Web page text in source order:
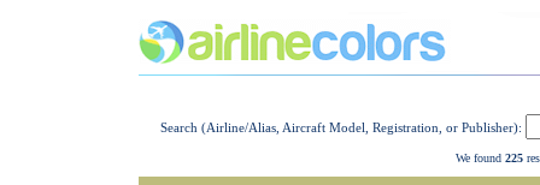
Search (Airline/Alias, Aircraft Model, Registration, or Publisher):
We found 225